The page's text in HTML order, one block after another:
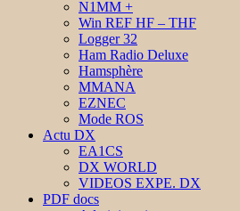
N1MM +
Win REF HF – THF
Logger 32
Ham Radio Deluxe
Hamsphère
MMANA
EZNEC
Mode ROS
Actu DX
EA1CS
DX WORLD
VIDEOS EXPE. DX
PDF docs